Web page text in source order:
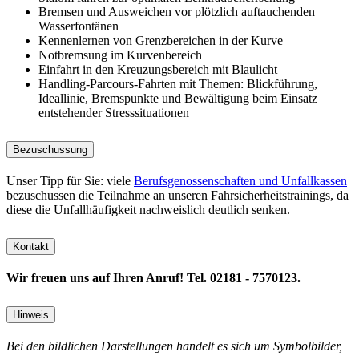
Bremsen und Ausweichen vor plötzlich auftauchenden
Wasserfontänen
Kennenlernen von Grenzbereichen in der Kurve
Notbremsung im Kurvenbereich
Einfahrt in den Kreuzungsbereich mit Blaulicht
Handling-Parcours-Fahrten mit Themen: Blickführung,
Ideallinie, Bremspunkte und Bewältigung beim Einsatz
entstehender Stresssituationen
Bezuschussung
Unser Tipp für Sie: viele Berufsgenossenschaften und Unfallkassen
bezuschussen die Teilnahme an unseren Fahrsicherheitstrainings, da
diese die Unfallhäufigkeit nachweislich deutlich senken.
Kontakt
Wir freuen uns auf Ihren Anruf! Tel. 02181 - 7570123.
Hinweis
Bei den bildlichen Darstellungen handelt es sich um Symbolbilder,